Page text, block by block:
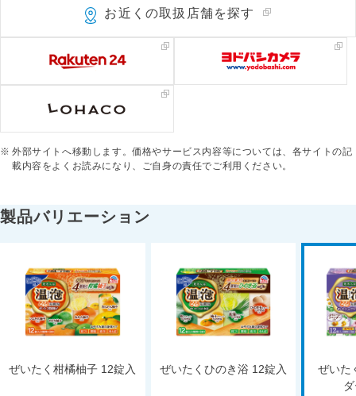
お近くの取扱店舗を探す
外部サイトへ移動します。価格やサービス内容等については、各サイトの記
載内容をよくお読みになり、ご自身の責任でご利用ください。
製品バリエーション
ぜいたく柑橘柚子 12錠入 ぜいたくひのき浴 12錠入
ぜいた